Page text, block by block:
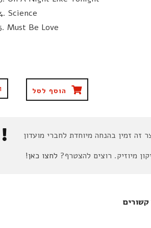
Science
Must Be Love
הוסף לסל
זה זמין בהנחה מיוחדת לחברי מועדון
מיוזיק. רוצים להצטרף? לחצו כאן!